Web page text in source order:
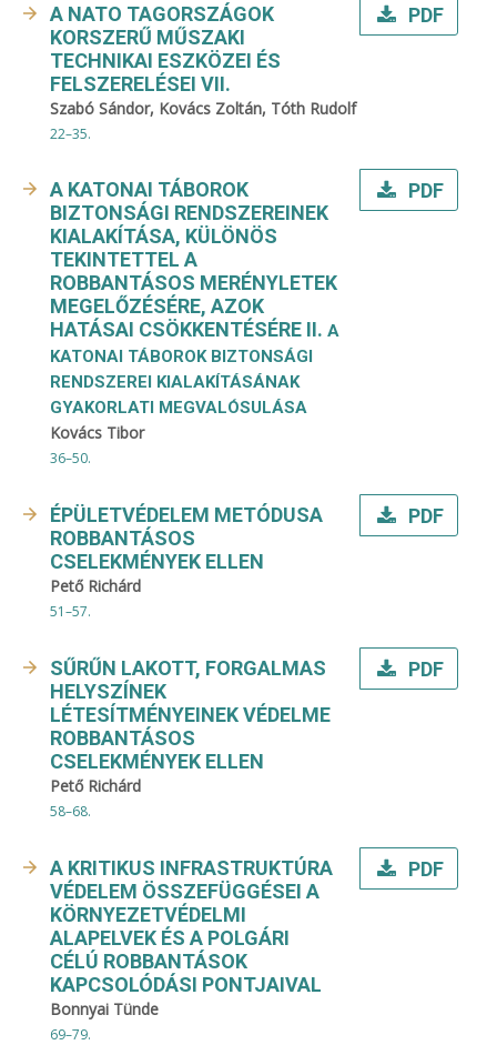
A NATO TAGORSZÁGOK
KORSZERŰ MŰSZAKI
TECHNIKAI ESZKÖZEI ÉS
FELSZERELÉSEI VII.
Szabó Sándor, Kovács Zoltán, Tóth Rudolf
22–35.
PDF
A KATONAI TÁBOROK
BIZTONSÁGI RENDSZEREINEK
KIALAKÍTÁSA, KÜLÖNÖS
TEKINTETTEL A
ROBBANTÁSOS MERÉNYLETEK
MEGELŐZÉSÉRE, AZOK
HATÁSAI CSÖKKENTÉSÉRE II. A
KATONAI TÁBOROK BIZTONSÁGI
RENDSZEREI KIALAKÍTÁSÁNAK
GYAKORLATI MEGVALÓSULÁSA
Kovács Tibor
36–50.
PDF
ÉPÜLETVÉDELEM METÓDUSA
ROBBANTÁSOS
CSELEKMÉNYEK ELLEN
Pető Richárd
51–57.
PDF
SŰRŰN LAKOTT, FORGALMAS
HELYSZÍNEK
LÉTESÍTMÉNYEINEK VÉDELME
ROBBANTÁSOS
CSELEKMÉNYEK ELLEN
Pető Richárd
58–68.
PDF
A KRITIKUS INFRASTRUKTÚRA
VÉDELEM ÖSSZEFÜGGÉSEI A
KÖRNYEZETVÉDELMI
ALAPELVEK ÉS A POLGÁRI
CÉLÚ ROBBANTÁSOK
KAPCSOLÓDÁSI PONTJAIVAL
Bonnyai Tünde
69–79.
PDF